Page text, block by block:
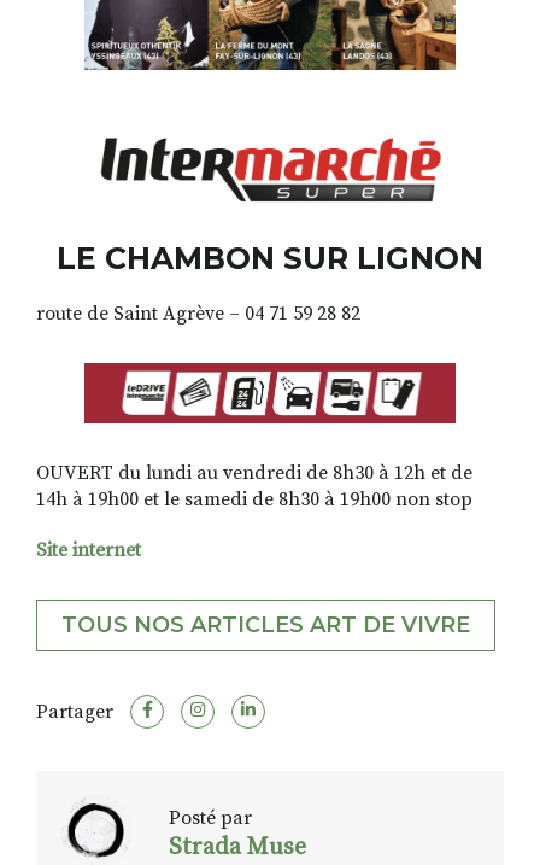
LE CHAMBON SUR LIGNON
route de Saint Agrève – 04 71 59 28 82
OUVERT du lundi au vendredi de 8h30 à 12h et de
14h à 19h00 et le samedi de 8h30 à 19h00 non stop
Site internet
TOUS NOS ARTICLES ART DE VIVRE
Partager
Posté par
Strada Muse